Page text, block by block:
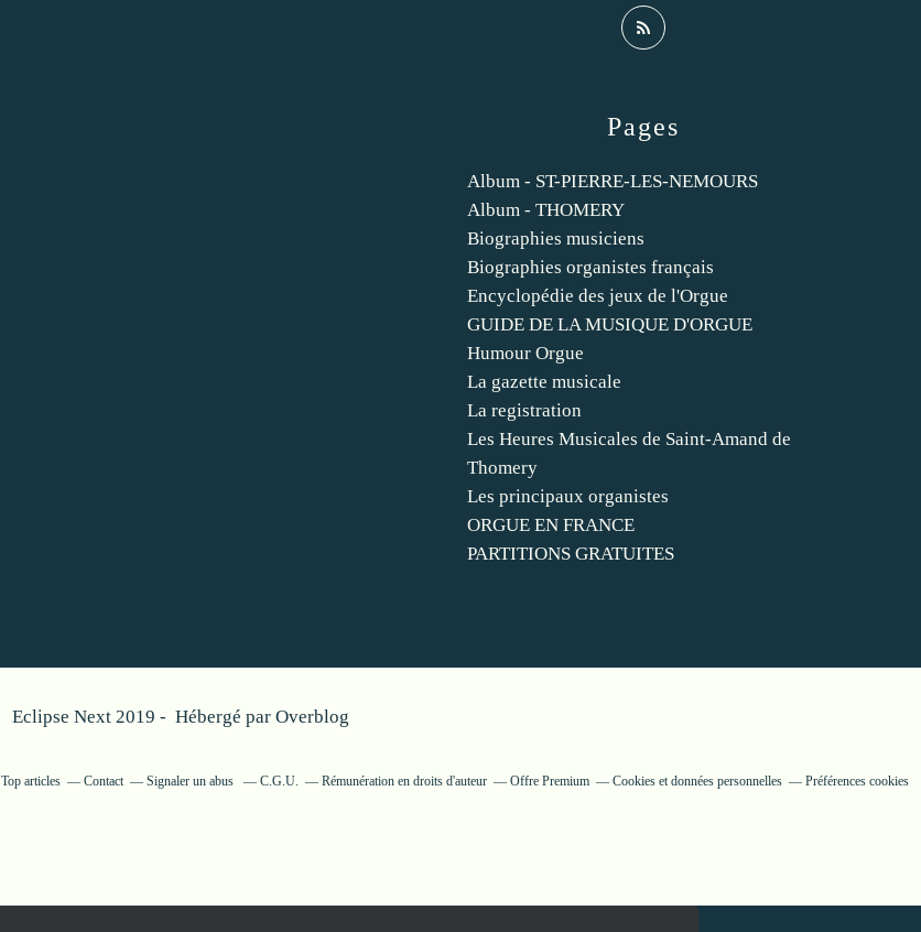
Pages
Album - ST-PIERRE-LES-NEMOURS
Album - THOMERY
Biographies musiciens
Biographies organistes français
Encyclopédie des jeux de l'Orgue
GUIDE DE LA MUSIQUE D'ORGUE
Humour Orgue
La gazette musicale
La registration
Les Heures Musicales de Saint-Amand de
Thomery
Les principaux organistes
ORGUE EN FRANCE
PARTITIONS GRATUITES
Eclipse Next 2019 - Hébergé par Overblog
Top articles Contact Signaler un abus C.G.U. Rémunération en droits d'auteur Offre Premium Cookies et données personnelles Préférences cookies